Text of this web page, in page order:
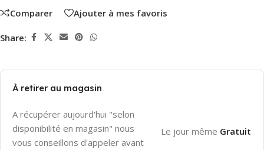
Comparer Ajouter à mes favoris
Share:
À retirer au magasin
A récupérer aujourd'hui "selon
disponibilité en magasin" nous
vous conseillons d'appeler avant
Le jour même Gratuit